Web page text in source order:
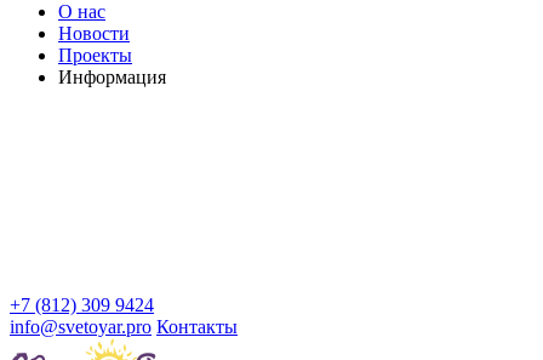
О нас
Новости
Проекты
Информация
+7 (812) 309 9424
info@svetoyar.pro Контакты